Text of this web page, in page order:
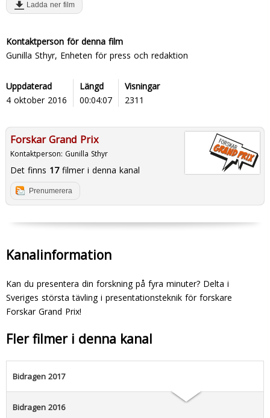
Ladda ner film
Kontaktperson för denna film
Gunilla Sthyr, Enheten för press och redaktion
Uppdaterad
4 oktober 2016
Längd
00:04:07
Visningar
2311
Forskar Grand Prix
Kontaktperson: Gunilla Sthyr
Det finns 17filmer i denna kanal
Prenumerera
Kanalinformation
Kan du presentera din forskning på fyra minuter? Delta i
Sveriges största tävling i presentationsteknik för forskare 
Forskar Grand Prix!
Fler filmer i denna kanal
Bidragen 2017
Bidragen 2016